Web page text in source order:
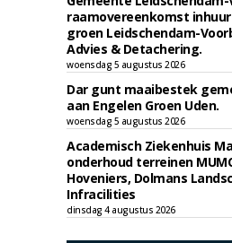
raamovereenkomst
groen Leidschendam-
Advies & Detachering.
woensdag 5 augustus 2026
Dar gunt maaibestek
aan Engelen Groen Uden.
woensdag 5 augustus 2026
Academisch Ziekenhuis
onderhoud terreinen
Hoveniers, Dolmans
Infracilities
dinsdag 4 augustus 2026